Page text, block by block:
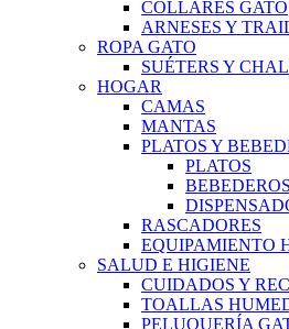
COLLARES GATO
ARNESES Y
ROPA GATO
SUÉTERS Y
HOGAR
CAMAS
MANTAS
PLATOS Y
PLATOS
BEBEDEROS
RASCADORES
EQUIPAMIENTO
SALUD E HIGIENE
CUIDADOS Y
TOALLAS
PELUQUERÍA